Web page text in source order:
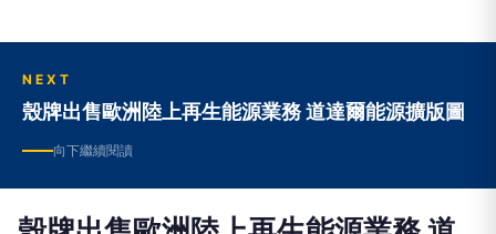
殼牌出售歐洲陸上再生能源業務 道達爾能源擴版圖
向下繼續閱讀
殼牌出售歐洲陸上再生能源業務 道
達爾能源擴版圖